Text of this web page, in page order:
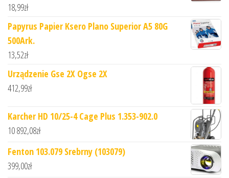
18,99zł
Papyrus Papier Ksero Plano Superior A5 80G
500Ark.
13,52zł
Urządzenie Gse 2X Ogse 2X
412,99zł
Karcher HD 10/25-4 Cage Plus 1.353-902.0
10 892,08zł
Fenton 103.079 Srebrny (103079)
399,00zł